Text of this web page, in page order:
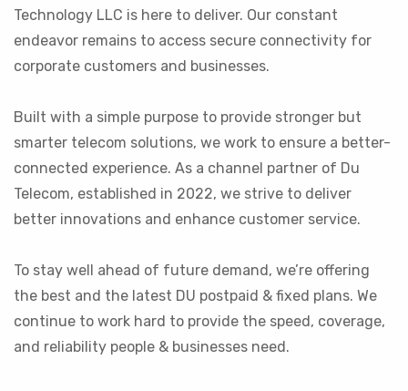
Technology LLC is here to deliver. Our constant
endeavor remains to access secure connectivity for
corporate customers and businesses.
Built with a simple purpose to provide stronger but
smarter telecom solutions, we work to ensure a better-
connected experience. As a channel partner of Du
Telecom, established in 2022, we strive to deliver
better innovations and enhance customer service.
To stay well ahead of future demand, we’re offering
the best and the latest DU postpaid & fixed plans. We
continue to work hard to provide the speed, coverage,
and reliability people & businesses need.